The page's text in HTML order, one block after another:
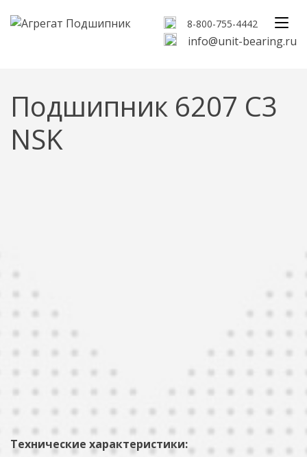
8-800-755-4442
info@unit-bearing.ru
Подшипник 6207 C3
NSK
Технические характеристики: